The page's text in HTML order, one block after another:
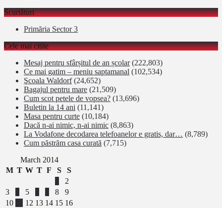
Scurtături
Primăria Sector 3
Cele mai citite
Mesaj pentru sfârșitul de an școlar (222,803)
Ce mai gatim – meniu saptamanal (102,534)
Şcoala Waldorf (24,652)
Bagajul pentru mare (21,509)
Cum scot petele de vopsea? (13,696)
Buletin la 14 ani (11,141)
Masa pentru curte (10,184)
Dacă n-ai nimic, n-ai nimic (8,863)
La Vodafone decodarea telefoanelor e gratis, dar… (8,789)
Cum păstrăm casa curată (7,715)
March 2014
M T W T F S
S
2
3
5 8
9
10
12 13 14 15 16